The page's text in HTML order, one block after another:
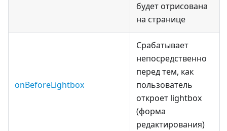
будет отрисована
на странице
onBeforeLightbox
Срабатывает
непосредственно
перед тем, как
пользователь
откроет lightbox
(форма
редактирования)